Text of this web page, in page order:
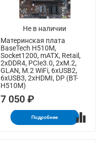
Не в наличии
Материнская плата
BaseTech H510M,
Socket1200, mATX, Retail,
2xDDR4, PCIe3.0, 2xM.2,
GLAN, M.2 WiFi, 6xUSB2,
6xUSB3, 2xHDMI, DP (BT-
H510M)
7 050 ₽
Подробнее